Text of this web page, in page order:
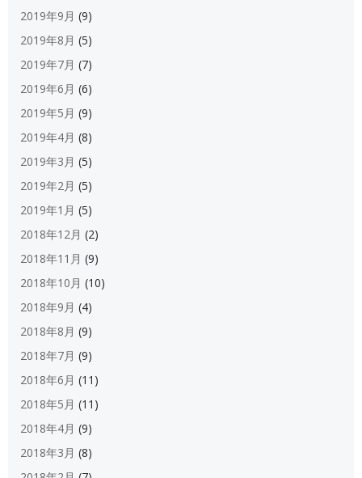
2019年9月 (9)
2019年8月 (5)
2019年7月 (7)
2019年6月 (6)
2019年5月 (9)
2019年4月 (8)
2019年3月 (5)
2019年2月 (5)
2019年1月 (5)
2018年12月 (2)
2018年11月 (9)
2018年10月 (10)
2018年9月 (4)
2018年8月 (9)
2018年7月 (9)
2018年6月 (11)
2018年5月 (11)
2018年4月 (9)
2018年3月 (8)